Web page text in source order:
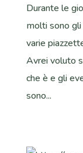
Durante le
molti sono
varie
Avrei voluto
che è e gli
sono...